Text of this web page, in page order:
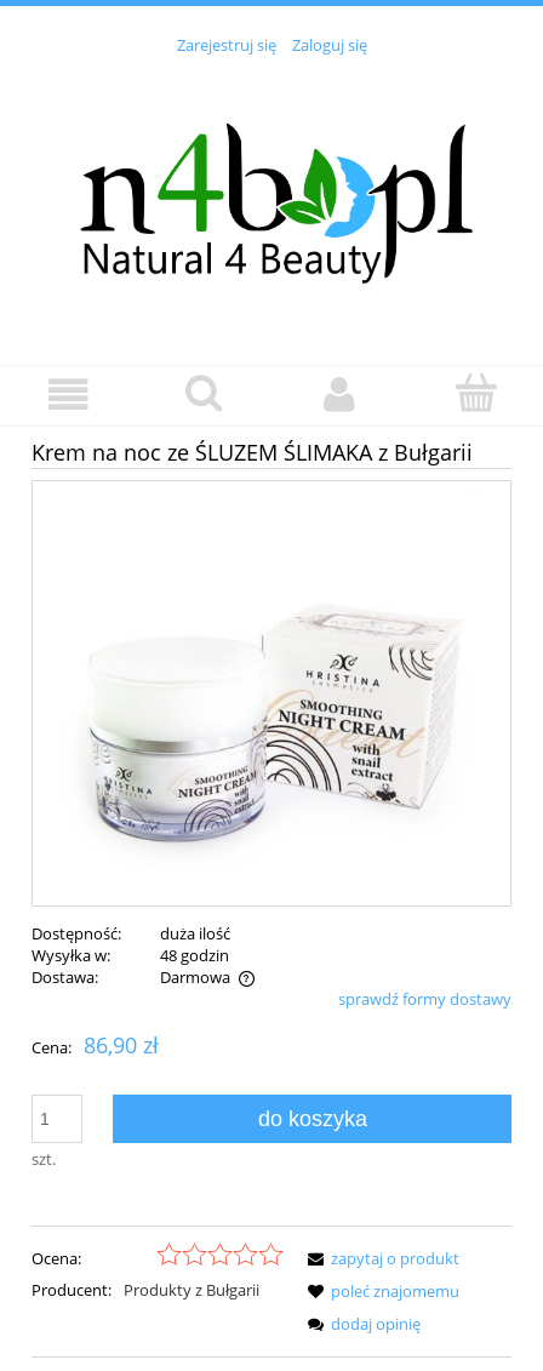
Zarejestruj się Zaloguj się
Krem na noc ze ŚLUZEM ŚLIMAKA z Bułgarii
Dostępność:
duża ilość
Wysyłka w:
48 godzin
Dostawa:
Darmowa
Cena nie zawiera ewentualnych kosztów płatnościsprawdź formy dostawy
Cena: 86,90 zł
szt.
do koszyka
Ocena:
Producent:
Produkty z Bułgarii
zapytaj o produkt
poleć znajomemu
dodaj opinię